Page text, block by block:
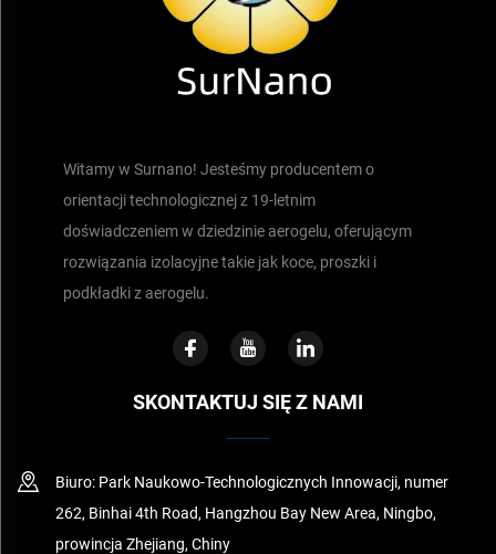
Witamy w Surnano! Jesteśmy producentem o
orientacji technologicznej z 19-letnim
doświadczeniem w dziedzinie aerogelu, oferującym
rozwiązania izolacyjne takie jak koce, proszki i
podkładki z aerogelu.
SKONTAKTUJ SIĘ Z NAMI
Biuro: Park Naukowo-Technologicznych Innowacji, numer
262, Binhai 4th Road, Hangzhou Bay New Area, Ningbo,
prowincja Zhejiang, Chiny